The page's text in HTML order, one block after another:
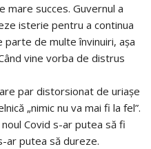
mare succes. Guvernul a
isterie pentru a continua
parte de multe învinuiri, așa
vine vorba de distrus
par distorsionat de uriașe
„nimic nu va mai fi la fel”.
Covid s-ar putea să fi
ar putea să dureze.